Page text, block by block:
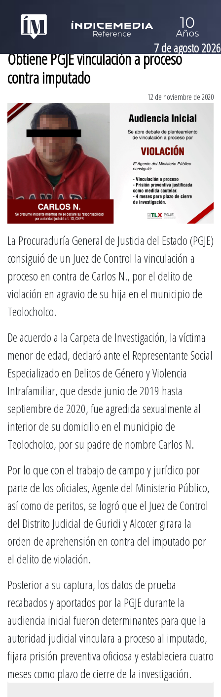
7 de agosto 2026
Obtiene PGJE vinculación a proceso
contra imputado
12 de noviembre de 2020
La Procuraduría General de Justicia del Estado (PGJE)
consiguió de un Juez de Control la vinculación a
proceso en contra de Carlos N., por el delito de
violación en agravio de su hija en el municipio de
Teolocholco.
De acuerdo a la Carpeta de Investigación, la víctima
menor de edad, declaró ante el Representante Social
Especializado en Delitos de Género y Violencia
Intrafamiliar, que desde junio de 2019 hasta
septiembre de 2020, fue agredida sexualmente al
interior de su domicilio en el municipio de
Teolocholco, por su padre de nombre Carlos N.
Por lo que con el trabajo de campo y jurídico por
parte de los oficiales, Agente del Ministerio Público,
así como de peritos, se logró que el Juez de Control
del Distrito Judicial de Guridi y Alcocer girara la
orden de aprehensión en contra del imputado por
el delito de violación.
Posterior a su captura, los datos de prueba
recabados y aportados por la PGJE durante la
audiencia inicial fueron determinantes para que la
autoridad judicial vinculara a proceso al imputado,
fijara prisión preventiva oficiosa y estableciera cuatro
meses como plazo de cierre de la investigación.